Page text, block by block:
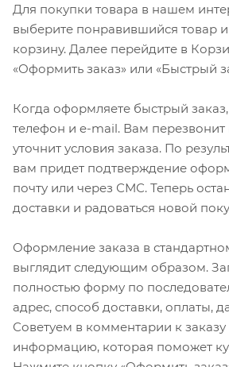
Для покупки товара в нашем
выберите понравившийся товар и
корзину. Далее перейдите в
«Оформить заказ» или «Быстрый
Когда оформляете быстрый
телефон и e-mail. Вам
уточнит условия заказа. По
вам придет подтверждение
почту или через СМС. Теперь
доставки и радоваться новой
Оформление заказа в
выглядит следующим образом.
полностью форму по
адрес, способ доставки, оплаты,
Советуем в комментарии к заказу
информацию, которая поможет